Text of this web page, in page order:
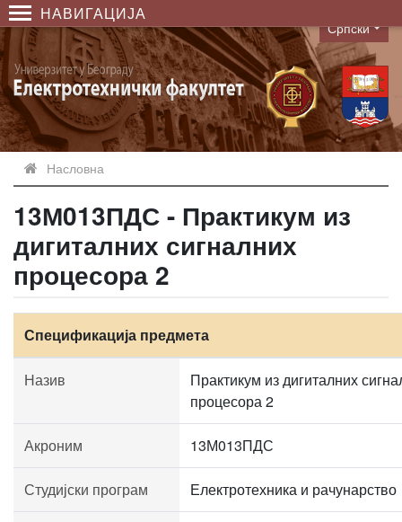
НАВИГАЦИЈА
Language
Српски
Насловна
13М013ПДС - Практикум из
дигиталних сигналних
процесора 2
Спецификација предмета
Назив
Практикум из дигиталних
процесора 2
Акроним 13М013ПДС
Студијски програм Електротехника и рачунарство